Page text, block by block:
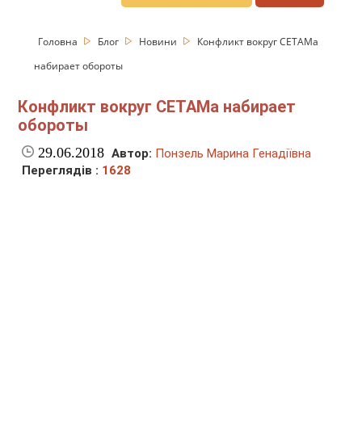
Головна Блог Новини
Конфликт вокруг СЕТАМа
набирает обороты
Конфликт вокруг СЕТАМа набирает
обороты
29.06.2018 Автор: Понзель Марина Генадіївна
Переглядів : 1628